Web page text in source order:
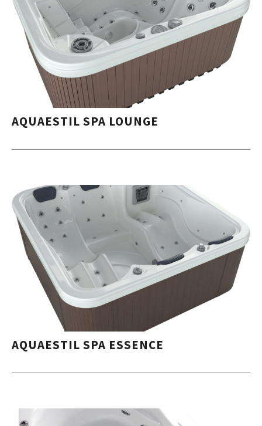
AQUAESTIL SPA LOUNGE
AQUAESTIL SPA ESSENCE